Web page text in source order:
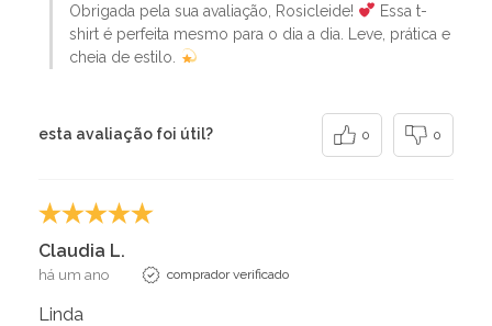
Obrigada pela sua avaliação, Rosicleide!
Essa t-
shirt é perfeita mesmo para o dia a dia. Leve, prática e
cheia de estilo.
esta avaliação foi útil? 0 0
Claudia L.
há um ano comprador verificado
Linda